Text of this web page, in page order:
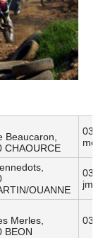
Beaucaron,
CHAOURCE
03
OUANNE
03
Merles,
BEON
03